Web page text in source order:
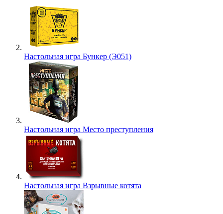
Настольная игра Бункер (Э051)
Настольная игра Место преступления
Настольная игра Взрывные котята